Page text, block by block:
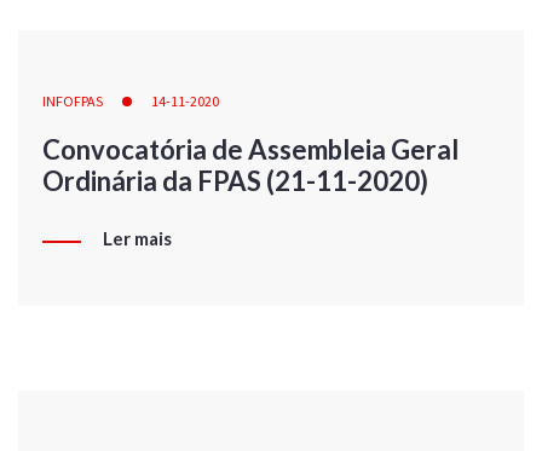
INFOFPAS 14-11-2020
Convocatória de Assembleia Geral
Ordinária da FPAS (21-11-2020)
Ler mais